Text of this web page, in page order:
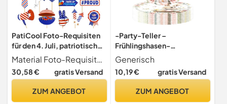
PatiCool Foto-Requisiten
für den 4. Juli, patriotische
USA, Unabhängigkeitstag,
Party-Dekorationen,
patriotische Papierwaren,
patriotisches Partyzubehör,
Material Foto-Requisiten für den 4. Juli sind aus hochwertigem weißem Karton und Holzstäbchen. Klassisches rot-blau-weißes Design ähnlich der amerikanischen Flagge, perfekt für alle Arten von patriotischen Veranstaltungen.
30,58 € gratis Versand
ZUM ANGEBOT
-Party-Teller –
Frühlingshasen-
Tischdecke, Banner, -
Papierwaren, Teller,
Servietten, Becher – für
Küche, Büro, Schule,
Generisch
10,19 € gratis Versand
ZUM ANGEBOT